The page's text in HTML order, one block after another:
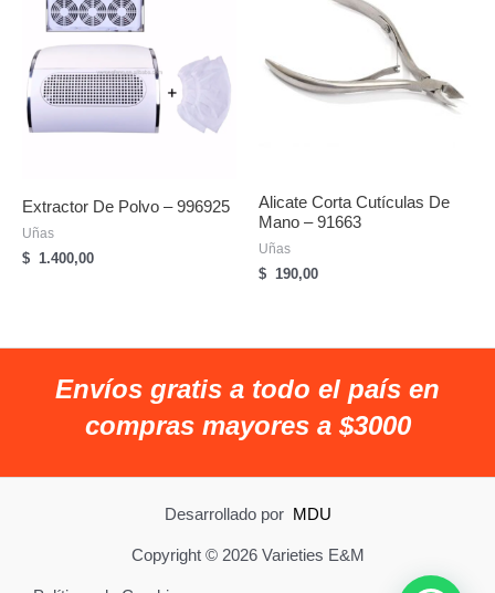
Extractor De Polvo – 996925
Uñas
$ 1.400,00
Alicate Corta Cutículas De
Mano – 91663
Uñas
$ 190,00
Envíos gratis a todo el país en
compras mayores a $3000
Desarrollado por MDU
Copyright © 2026 Varieties E&M